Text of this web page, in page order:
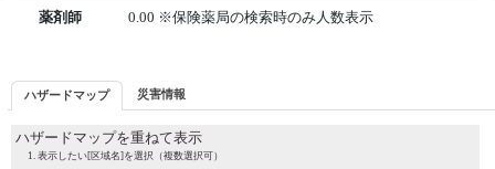
薬剤師 0.00 ※保険薬局の検索時のみ人数表示
ハザードマップ 災害情報
ハザードマップを重ねて表示
表示したい[区域名]を選択（複数選択可）